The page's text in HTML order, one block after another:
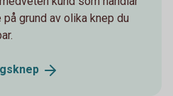
grund av olika knep du